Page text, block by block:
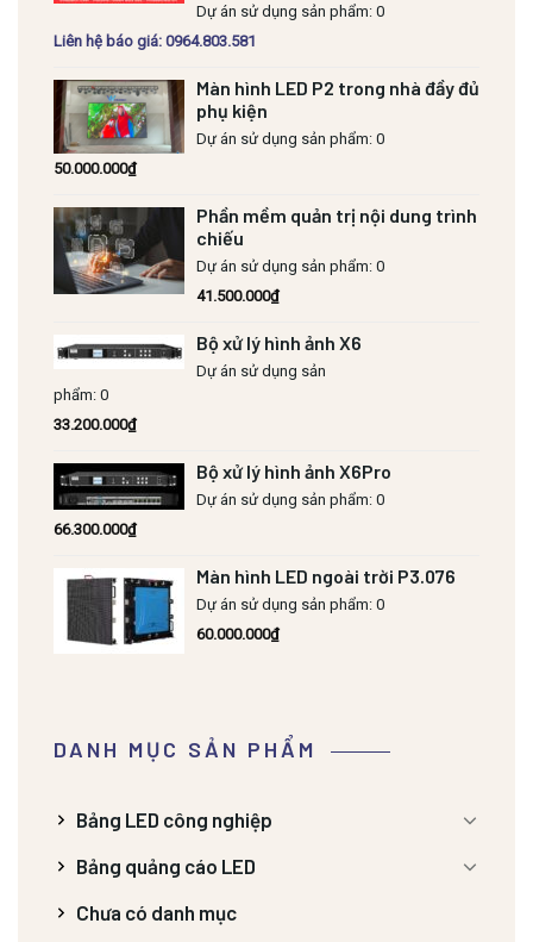
Dự án sử dụng sản phẩm: 0
Liên hệ báo giá: 0964.803.581
Màn hình LED P2 trong nhà đầy đủ
phụ kiện
Dự án sử dụng sản phẩm: 0
50.000.000₫
Phần mềm quản trị nội dung trình
chiếu
Dự án sử dụng sản phẩm: 0
41.500.000₫
Bộ xử lý hình ảnh X6
Dự án sử dụng sản
phẩm: 0
33.200.000₫
Bộ xử lý hình ảnh X6Pro
Dự án sử dụng sản phẩm: 0
66.300.000₫
Màn hình LED ngoài trời P3.076
Dự án sử dụng sản phẩm: 0
60.000.000₫
DANH MỤC SẢN PHẨM
Bảng LED công nghiệp
Bảng quảng cáo LED
Chưa có danh mục